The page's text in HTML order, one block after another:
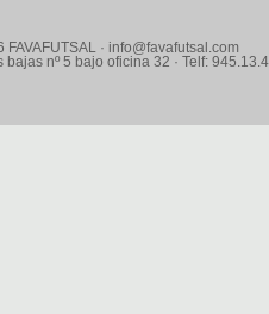
FAVAFUTSAL · info@favafutsal.com
bajas nº 5 bajo oficina 32 · Telf: